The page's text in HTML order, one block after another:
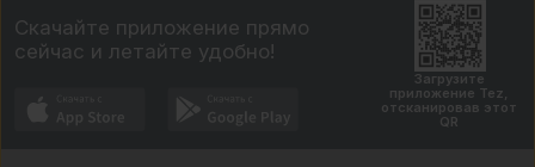
Скачайте приложение прямо
сейчас и летайте удобно!
Загрузите
приложение Tez,
отсканировав этот
QR